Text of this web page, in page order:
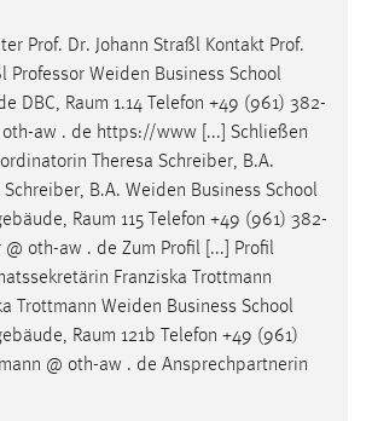
Prof. Dr. Johann Straßl Kontakt Prof.
Professor Weiden Business School
DBC, Raum 1.14 Telefon +49 (961) 382-
oth-aw . de https://www [...] Schließen
Theresa Schreiber, B.A.
B.A. Weiden Business School
Raum 115 Telefon +49 (961) 382-
oth-aw . de Zum Profil [...] Profil
Franziska Trottmann
Trottmann Weiden Business School
Raum 121b Telefon +49 (961)
@ oth-aw . de Ansprechpartnerin
Pixel